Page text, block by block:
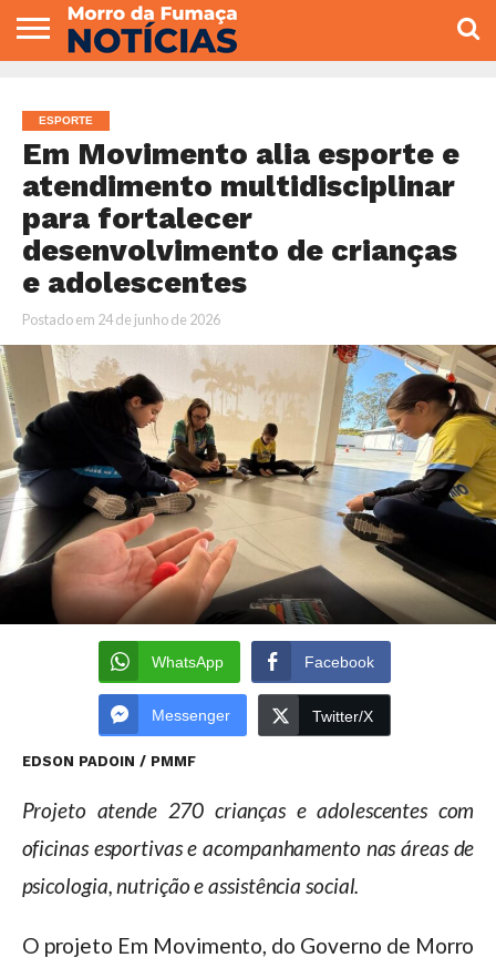
VEREADORES
ESPORTE
Em Movimento alia esporte e
atendimento multidisciplinar
para fortalecer
desenvolvimento de crianças
e adolescentes
Postado em 24 de junho de 2026
WhatsApp Facebook
Messenger Twitter/X
EDSON PADOIN / PMMF
Projeto atende 270 crianças e adolescentes com
oficinas esportivas e acompanhamento nas áreas de
psicologia, nutrição e assistência social.
O projeto Em Movimento, do Governo de Morro